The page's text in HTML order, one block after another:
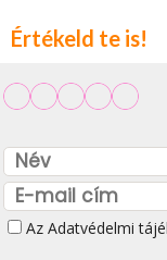
Értékeld te is!
Az Adatvédelmi